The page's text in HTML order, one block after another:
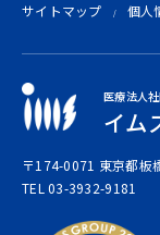
サイトマップ
個人
医療法人
イム
〒174-0071 東京都板
TEL 03-3932-9181